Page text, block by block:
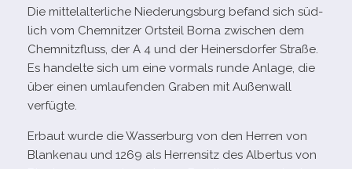
Die mit­tel­al­ter­li­che Niederungsburg befand sich süd­
lich vom Chemnitzer Ortsteil Borna zwi­schen dem
Chemnitzfluss, der A 4 und der Heinersdorfer Straße.
Es han­delte sich um eine vor­mals runde Anlage, die
über einen umlau­fen­den Graben mit Außenwall
verfügte.
Erbaut wurde die Wasserburg von den Herren von
Blankenau und 1269 als Herrensitz des Albertus von